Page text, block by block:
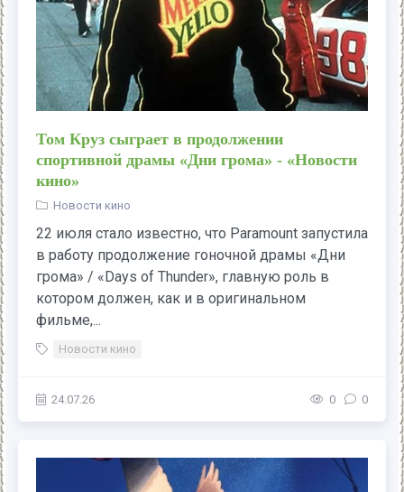
Том Круз сыграет в продолжении
спортивной драмы «Дни грома» - «Новости
кино»
Новости кино
22 июля стало известно, что Paramount запустила
в работу продолжение гоночной драмы «Дни
грома» / «Days of Thunder», главную роль в
котором должен, как и в оригинальном
фильме,...
Новости кино
24.07.26 0 0